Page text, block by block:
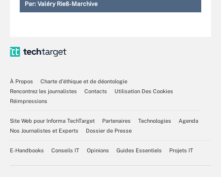
Par: Valéry Rieß-Marchive
À Propos
Charte d’éthique et de déontologie
Rencontrez les journalistes
Contacts
Utilisation Des Cookies
Réimpressions
Site Web pour Informa TechTarget Partenaires Technologies
Agenda
Nos Journalistes et Experts
Dossier de Presse
E-Handbooks Conseils IT Opinions Guides Essentiels Projets IT